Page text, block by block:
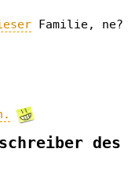
Familie, ne?
des